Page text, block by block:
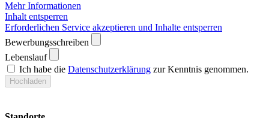
Mehr Informationen
Inhalt entsperren
Erforderlichen Service akzeptieren und Inhalte entsperren
Bewerbungsschreiben
Lebenslauf
Ich habe die Datenschutzerklärung zur Kenntnis genommen.
Hochladen